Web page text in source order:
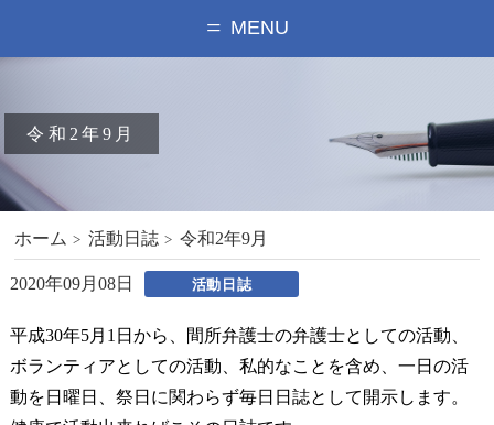
MENU
令和2年9月
ホーム 活動日誌 令和2年9月
2020年09月08日 活動日誌
平成30年5月1日から、間所弁護士の弁護士としての活動、
ボランティアとしての活動、私的なことを含め、一日の活
動を日曜日、祭日に関わらず毎日日誌として開示します。